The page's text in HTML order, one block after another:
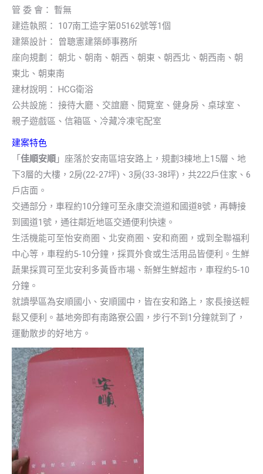
管 委 會： 暫無
建造執照： 107南工造字第05162號等1個
建築設計： 曾聰憲建築師事務所
座向規劃： 朝北、朝南、朝西、朝東、朝西北、朝西南、朝
東北、朝東南
建材說明： HCG衛浴
公共設施： 接待大廳、交誼廳、閱覽室、健身房、桌球室、
親子遊戲區、信箱區、冷藏冷凍宅配室
建案特色
「 佳順安順 」座落於安南區培安路上，規劃3棟地上15層、地
下3層的大樓，2房(22-27坪)、3房(33-38坪)，共222戶住家、6
戶店面。
交通部分，車程約10分鐘可至永康交流道和國道8號，再轉接
到國道1號，通往鄰近地區交通便利快速。
生活機能可至怡安商圈、北安商圈、安和商圈，或到全聯福利
中心等，車程約5-10分鐘，採買外食或生活用品皆便利。生鮮
蔬果採買可至北安利多黃昏市場、新鮮生鮮超市，車程約5-10
分鐘。
就讀學區為安順國小、安順國中，皆在安和路上，家長接送輕
鬆又便利。基地旁即有南路寮公園，步行不到1分鐘就到了，
運動散步的好地方。